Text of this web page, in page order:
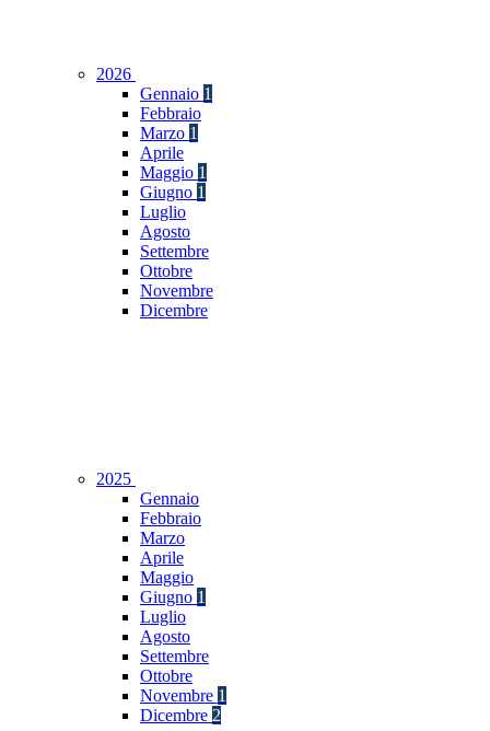
2026
Gennaio 1
Febbraio
Marzo 1
Aprile
Maggio 1
Giugno 1
Luglio
Agosto
Settembre
Ottobre
Novembre
Dicembre
2025
Gennaio
Febbraio
Marzo
Aprile
Maggio
Giugno 1
Luglio
Agosto
Settembre
Ottobre
Novembre 1
Dicembre 2